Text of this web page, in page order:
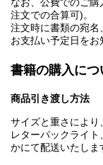
注文での合算可)。
注文時に書類の宛名
お支払い予定日をお
書籍の購入につ
商品引き渡し方法
サイズと重さにより
レターパックライ
かにて配送いたしま